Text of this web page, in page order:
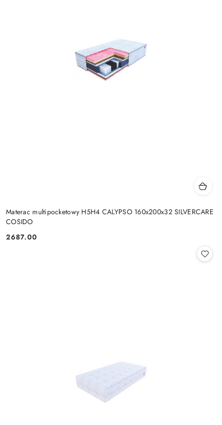
Materac multipocketowy H5H4 CALYPSO 160x200x32 SILVERCARE
COSIDO
Cena:
2687.00